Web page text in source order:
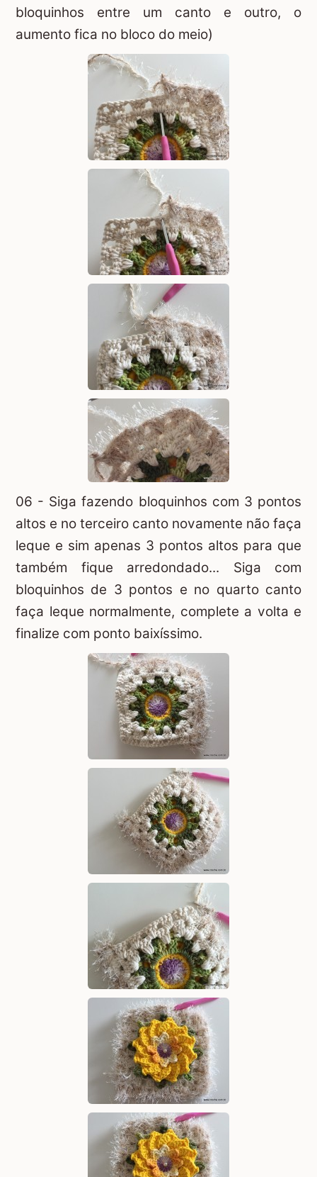
bloquinhos entre um canto e outro, o
aumento fica no bloco do meio)
06 - Siga fazendo bloquinhos com 3 pontos
altos e no terceiro canto novamente não faça
leque e sim apenas 3 pontos altos para que
também fique arredondado... Siga com
bloquinhos de 3 pontos e no quarto canto
faça leque normalmente, complete a volta e
finalize com ponto baixíssimo.